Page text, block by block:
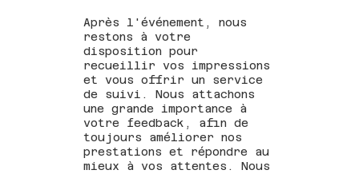
Après l'événement, nous
restons à votre
disposition pour
recueillir vos impressions
et vous offrir un service
de suivi. Nous attachons
une grande importance à
votre feedback, afin de
toujours améliorer nos
prestations et répondre au
mieux à vos attentes. Nous